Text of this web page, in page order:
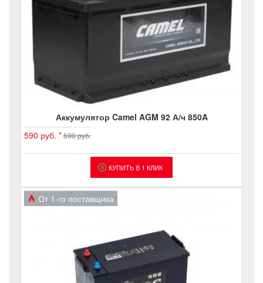
Аккумулятор Camel AGM 92 А/ч 850A
590 руб. *690 руб.
КУПИТЬ В 1 КЛИК
От 1-го поставщика